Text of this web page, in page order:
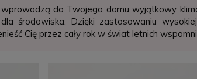
do Twojego domu wyjątkowy
środowiska. Dzięki zastosowaniu
Cię przez cały rok w świat letnich